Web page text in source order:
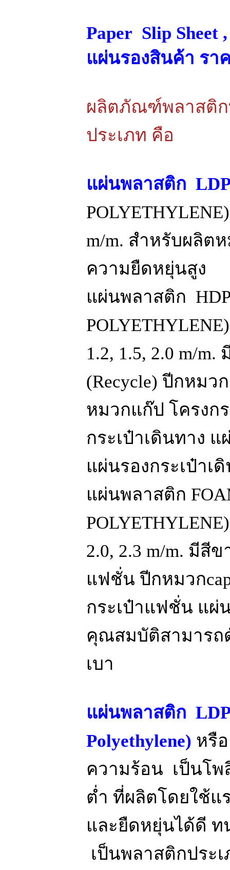
Paper Slip Sheet
แผ่นรองสินค้า รา
ผลิตภัณฑ์พลาสติ
ประเภท คือ
แผ่นพลาสติก
m/m. สำหรับผลิต
ความยืดหยุ่นสูง
แผ่นพลาสติก
1.2, 1.5, 2.0 m/
(Recycle) ปีกหม
หมวกแก๊ป โครงก
กระเป๋าเดินทาง
แผ่นรองกระเป๋าเ
แผ่นพลาสติก
2.0, 2.3 m/m. มีสี
แฟชั่น ปีกหมวก
กระเป๋าแฟชั่น แผ่
คุณสมบัติสามารถ
เบา
แผ่นพลาสติก
Polyethylene) หรื
ความร้อน เป็นโ
ต่ำ ที่ผลิตโดยใช้แ
และยืดหยุ่นได้ดี
เป็นพลาสติกประ